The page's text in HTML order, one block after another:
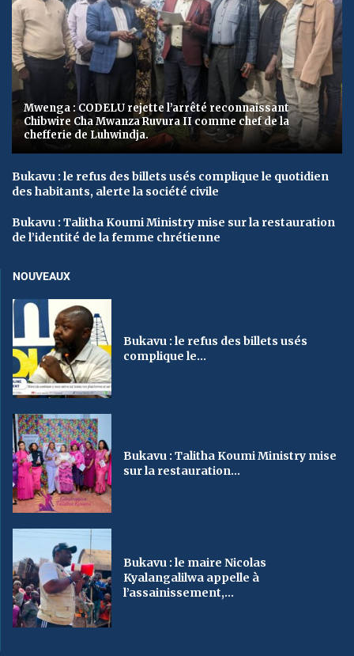
Mwenga : CODELU rejette l’arrêté reconnaissant
Chibwire Cha Mwanza Ruvura II comme chef de la
chefferie de Luhwindja.
Bukavu : le refus des billets usés complique le quotidien
des habitants, alerte la société civile
Bukavu : Talitha Koumi Ministry mise sur la restauration
de l’identité de la femme chrétienne
NOUVEAUX
Bukavu : le refus des billets usés
complique le...
Bukavu : Talitha Koumi Ministry mise
sur la restauration...
Bukavu : le maire Nicolas
Kyalangalilwa appelle à
l’assainissement,...